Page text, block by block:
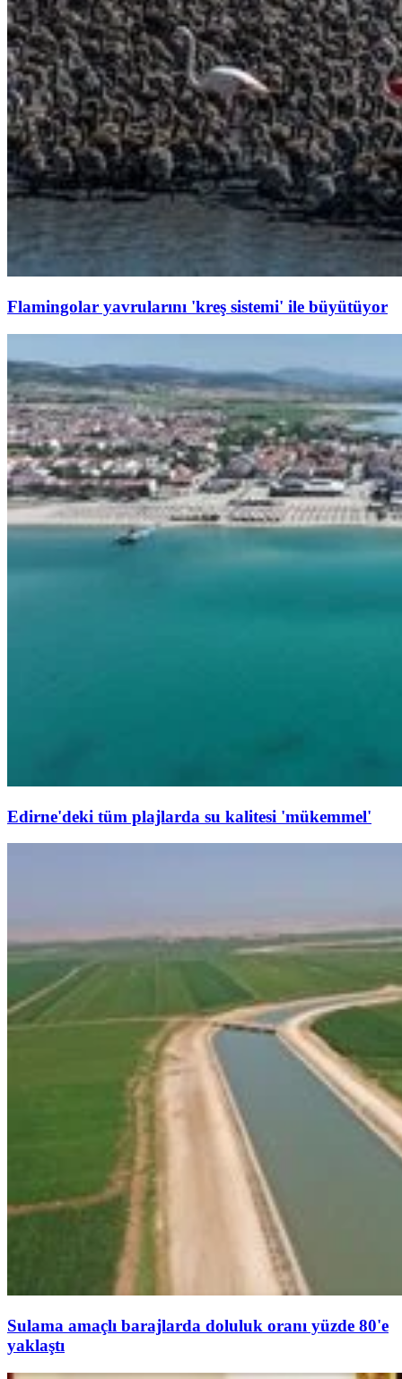
Flamingolar yavrularını 'kreş sistemi' ile büyütüyor
Edirne'deki tüm plajlarda su kalitesi 'mükemmel'
Sulama amaçlı barajlarda doluluk oranı yüzde 80'e
yaklaştı